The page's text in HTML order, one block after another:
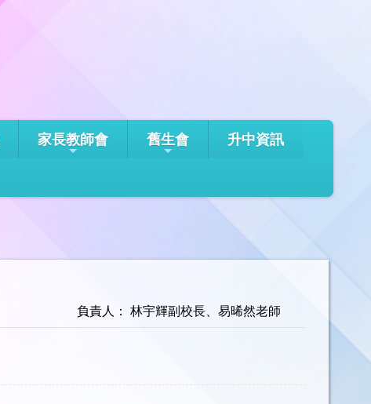
家長教師會 舊生會 升中資訊
負責人： 林宇輝副校長、易晞然老師